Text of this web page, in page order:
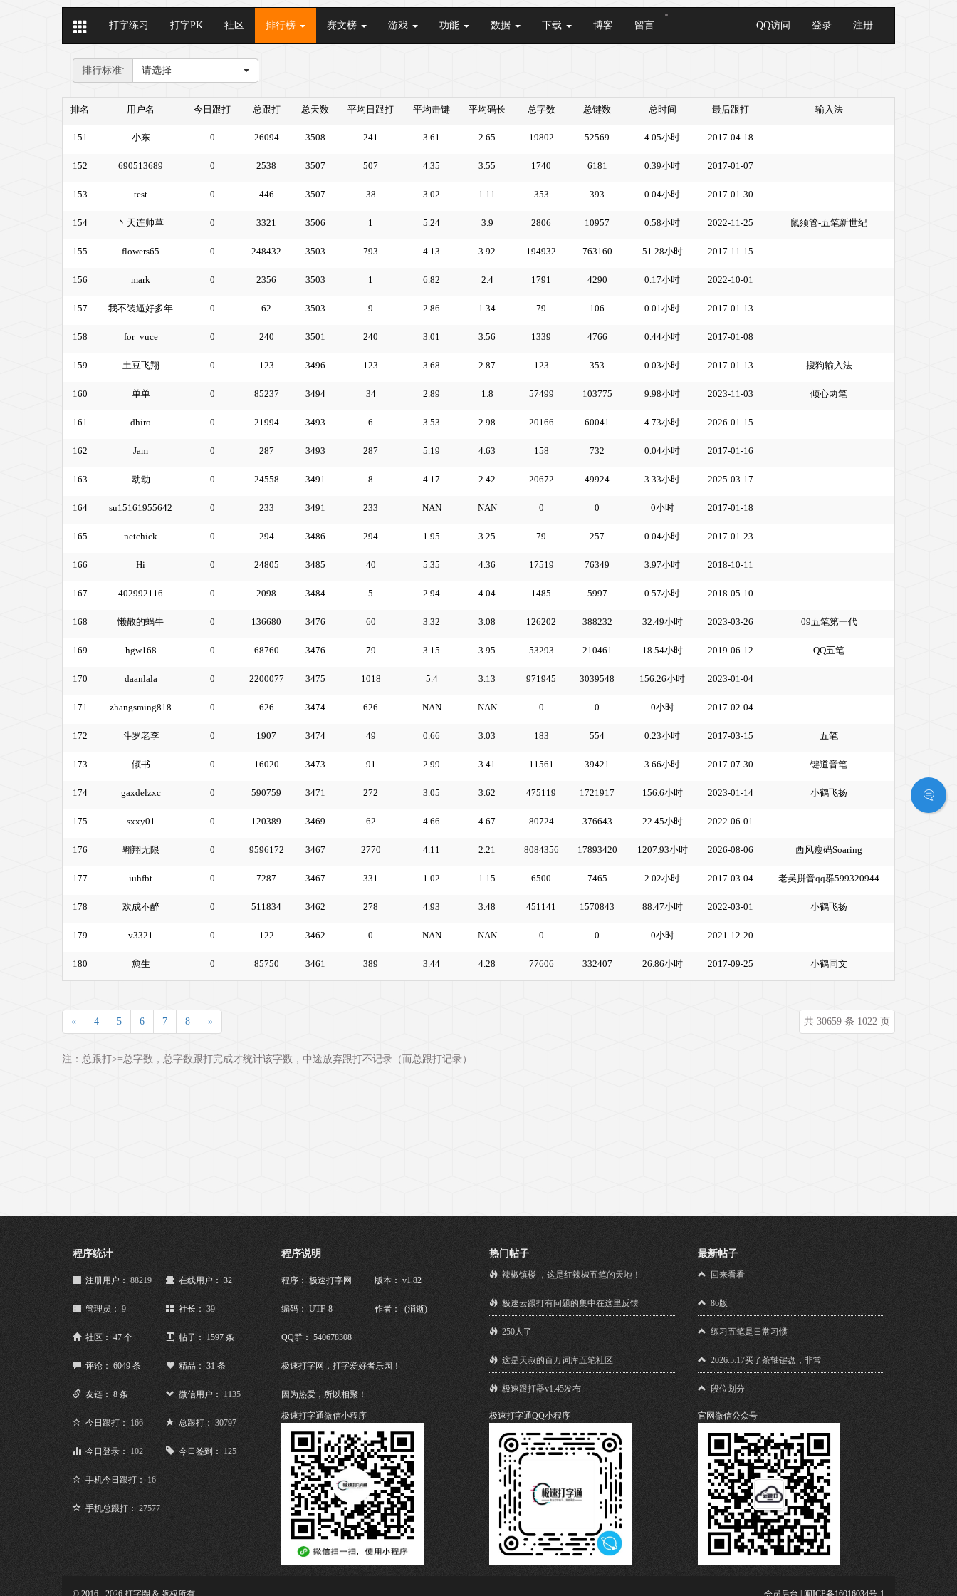
打字练习 打字PK 社区 排行榜 赛文榜 游戏 功能 数据 下载 博客 留言 注册
登录
QQ访问
排行标准: 请选择
排名 用户名 今日跟打 总跟打 总天数 平均日跟打 平均击键 平均码长 总字数 总键数 总时间 最后跟打 输入法
151 小东 0 26094 3508 241 3.61 2.65 19802 52569 4.05小时 2017-04-18
152 690513689 0 2538 3507 507 4.35 3.55 1740 6181 0.39小时 2017-01-07
153 test 0 446 3507 38 3.02 1.11 353 393 0.04小时 2017-01-30
154 丶天连帅草 0 3321 3506 1 5.24 3.9 2806 10957 0.58小时 2022-11-25 鼠须管-五笔新世纪
155 flowers65 0 248432 3503 793 4.13 3.92 194932 763160 51.28小时 2017-11-15
156 mark 0 2356 3503 1 6.82 2.4 1791 4290 0.17小时 2022-10-01
157 我不装逼好多年 0 62 3503 9 2.86 1.34 79 106 0.01小时 2017-01-13
158 for_vuce 0 240 3501 240 3.01 3.56 1339 4766 0.44小时 2017-01-08
159 土豆飞翔 0 123 3496 123 3.68 2.87 123 353 0.03小时 2017-01-13 搜狗输入法
160 单单 0 85237 3494 34 2.89 1.8 57499 103775 9.98小时 2023-11-03 倾心两笔
161 dhiro 0 21994 3493 6 3.53 2.98 20166 60041 4.73小时 2026-01-15
162 Jam 0 287 3493 287 5.19 4.63 158 732 0.04小时 2017-01-16
163 动动 0 24558 3491 8 4.17 2.42 20672 49924 3.33小时 2025-03-17
164 su15161955642 0 233 3491 233 NAN NAN 0 0 0小时 2017-01-18
165 netchick 0 294 3486 294 1.95 3.25 79 257 0.04小时 2017-01-23
166 Hi 0 24805 3485 40 5.35 4.36 17519 76349 3.97小时 2018-10-11
167 402992116 0 2098 3484 5 2.94 4.04 1485 5997 0.57小时 2018-05-10
168 懒散的蜗牛 0 136680 3476 60 3.32 3.08 126202 388232 32.49小时 2023-03-26 09五笔第一代
169 hgw168 0 68760 3476 79 3.15 3.95 53293 210461 18.54小时 2019-06-12 QQ五笔
170 daanlala 0 2200077 3475 1018 5.4 3.13 971945 3039548 156.26小时 2023-01-04
171 zhangsming818 0 626 3474 626 NAN NAN 0 0 0小时 2017-02-04
172 斗罗老李 0 1907 3474 49 0.66 3.03 183 554 0.23小时 2017-03-15 五笔
173 倾书 0 16020 3473 91 2.99 3.41 11561 39421 3.66小时 2017-07-30 键道音笔
174 gaxdelzxc 0 590759 3471 272 3.05 3.62 475119 1721917 156.6小时 2023-01-14 小鹤飞扬
175 sxxy01 0 120389 3469 62 4.66 4.67 80724 376643 22.45小时 2022-06-01
176 翱翔无限 0 9596172 3467 2770 4.11 2.21 8084356 17893420 1207.93小时 2026-08-06 西风瘦码Soaring
177 iuhfbt 0 7287 3467 331 1.02 1.15 6500 7465 2.02小时 2017-03-04 老吴拼音qq群599320944
178 欢成不醉 0 511834 3462 278 4.93 3.48 451141 1570843 88.47小时 2022-03-01 小鹤飞扬
179 v3321 0 122 3462 0 NAN NAN 0 0 0小时 2021-12-20
180 愈生 0 85750 3461 389 3.44 4.28 77606 332407 26.86小时 2017-09-25 小鹤同文
« 4 5 6 7 8 » 共 30659 条 1022 页
注：总跟打>=总字数，总字数跟打完成才统计该字数，中途放弃跟打不记录（而总跟打记录）
程序统计
注册用户： 88219 在线用户： 32
管理员： 9 社长：39
社区： 47 个 帖子： 1597 条
评论： 6049 条 精品： 31 条
友链： 8 条 微信用户： 1135
今日跟打：166 总跟打：30797
今日登录： 102 今日签到： 125
手机今日跟打： 16
手机总跟打： 27577
程序说明
程序： 极速打字网 版本： v1.82
编码： UTF-8 作者： (消逝)
QQ群： 540678308
极速打字网，打字爱好者乐园！
因为热爱，所以相聚！
极速打字通微信小程序
热门帖子
辣椒镇楼 ，这是红辣椒五笔的天地！
极速云跟打有问题的集中在这里反馈
250人了
这是天叔的百万词库五笔社区
极速跟打器v1.45发布
极速打字通QQ小程序
最新帖子
回来看看
86版
练习五笔是日常习惯
2026.5.17买了茶轴键盘，非常
段位划分
官网微信公众号
© 2016 - 2026 打字圈 & 版权所有 会员后台 闽ICP备16016034号-1